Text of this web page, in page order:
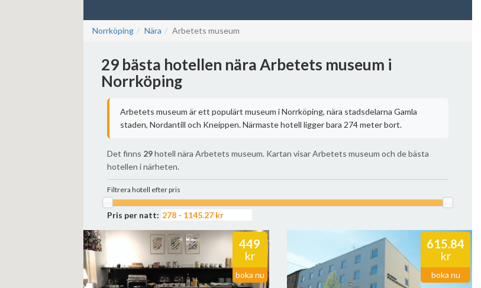
Norrköping Nära Arbetets museum
29 bästa hotellen nära Arbetets museum i
Norrköping
Arbetets museum är ett populärt museum i Norrköping, nära stadsdelarna Gamla
staden, Nordantill och Kneippen. Närmaste hotell ligger bara 274 meter bort.
Det finns 29hotell nära Arbetets museum. Kartan visar Arbetets museum och de bästa
hotellen i närheten.
Filtrera hotell efter pris
Pris per natt:
449
kr
boka nu
615.84
kr
boka nu